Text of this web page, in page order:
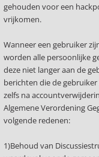
gehouden voor een
vrijkomen.
Wanneer een gebruiker
worden alle persoonlijke
deze niet langer aan de
berichten die de
zelfs na
Algemene Verordening
volgende redenen:
1)Behoud van